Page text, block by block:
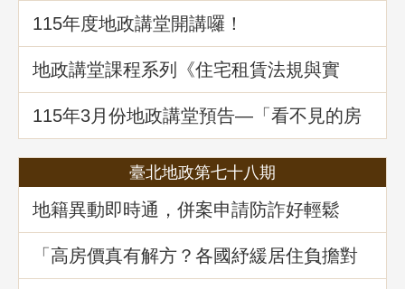
115年度地政講堂開講囉！
地政講堂課程系列《住宅租賃法規與實
務》回顧
115年3⽉份地政講堂預告—「看不見的房
屋大盜：揭開不動產詐騙的五大陰謀」
臺北地政第七十八期
地籍異動即時通，併案申請防詐好輕鬆
「高房價真有解方？各國紓緩居住負擔對
策與臺灣房市前景展望」地政講堂回顧